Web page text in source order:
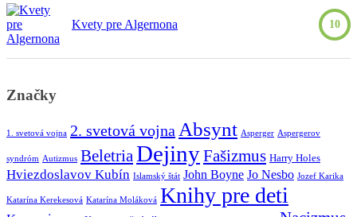
Kvety pre Algernona 10
Značky
1. svetová vojna 2. svetová vojna Absynt Asperger Aspergerov
syndróm Autizmus BeletriaDejinyFašizmus Harry Holes
Hviezdoslavov Kubín Islamský štát John Boyne Jo Nesbo Jozef Karika
Katarína Kerekesová Katarína Moláková Knihy pre deti